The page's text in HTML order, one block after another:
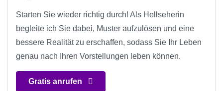
Starten Sie wieder richtig durch! Als Hellseherin
begleite ich Sie dabei, Muster aufzulösen und eine
bessere Realität zu erschaffen, sodass Sie Ihr Leben
genau nach Ihren Vorstellungen leben können.
Gratis anrufen